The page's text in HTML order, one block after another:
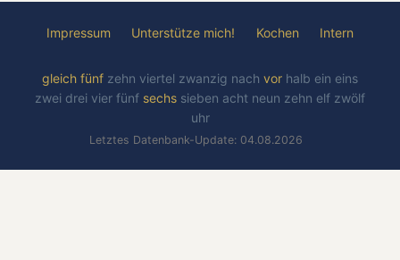
Impressum Unterstütze mich! Kochen Intern
gleich fünf zehn viertel zwanzig nach vor halb ein eins
zwei drei vier fünf sechs sieben acht neun zehn elf zwölf
uhr
Letztes Datenbank-Update: 04.08.2026